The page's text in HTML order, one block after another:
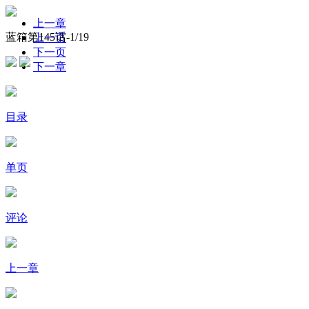
蓝箱第145话-1/19
上一章
上一页
下一页
下一章
目录
单页
评论
上一章